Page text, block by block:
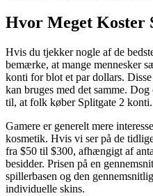
Hvor Meget Koster
Hvis du tjekker nogle af de
bemærke, at mange mennesker
konti for blot et par dollars.
kan bruges med det samme.
til, at folk køber Splitgate 2 konti.
Gamere er generelt mere
kosmetik. Hvis vi ser på de
fra $50 til $300, afhængigt af
besidder. Prisen på en
spillerbasen og den
individuelle skins.